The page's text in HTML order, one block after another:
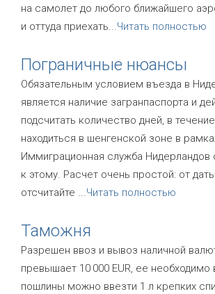
на самолет до любого ближайшего
и оттуда приехать...Читать полностью
Пограничные нюансы
Обязательным условием въезда в
является наличие загранпаспорта и
подсчитать количество дней, в
находиться в шенгенской зоне в
Иммиграционная служба Нидерландов
к этому. Расчет очень простой: от
отсчитайте ...Читать полностью
Таможня
Разрешен ввоз и вывоз наличной
превышает 10 000 EUR, ее
пошлины можно ввезти 1 л крепких